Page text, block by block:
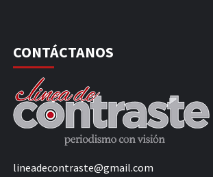
CONTÁCTANOS
lineadecontraste@gmail.com